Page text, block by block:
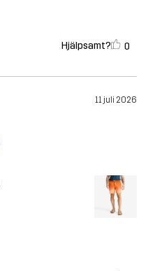
Hjälpsamt? 0
11 juli 2026